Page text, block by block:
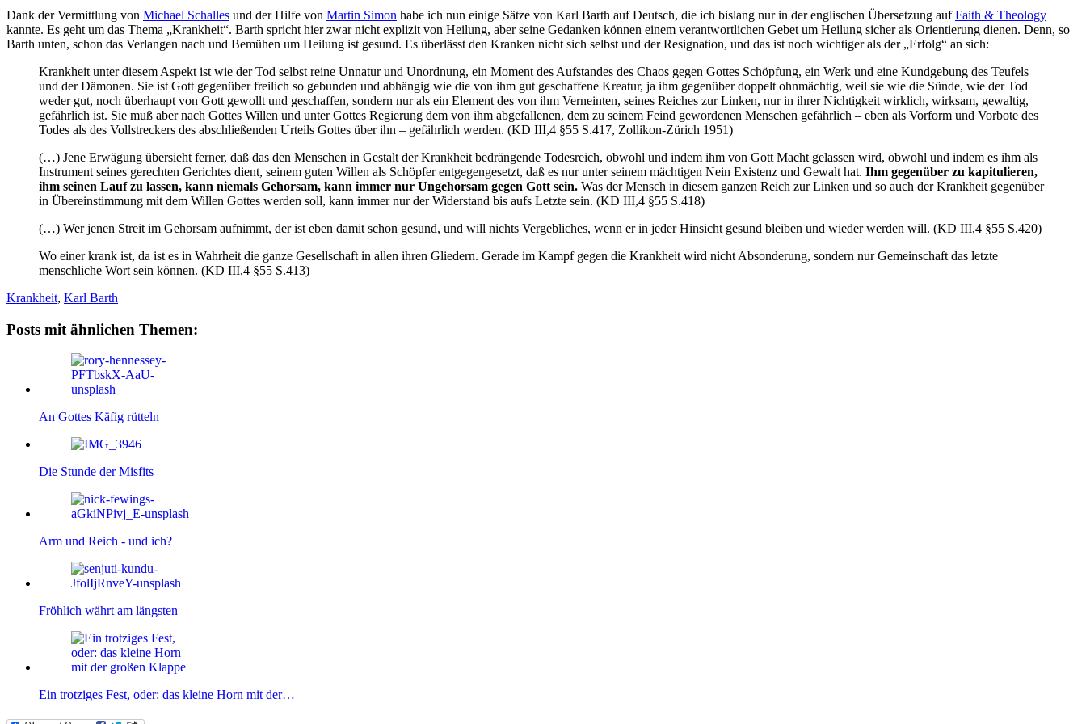
Dank der Vermittlung von Michael Schalles und der Hilfe von Martin Simon habe ich nun einige Sätze von Karl Barth auf Deutsch, die ich bislang nur in der englischen Übersetzung aufFaith & Theology
kannte. Es geht um das Thema „Krankheit“. Barth spricht hier zwar nicht explizit von Heilung, aber seine Gedanken können einem verantwortlichen Gebet um Heilung sicher als Orientierung dienen. Denn, so
Barth unten, schon das Verlangen nach und Bemühen um Heilung ist gesund. Es überlässt den Kranken nicht sich selbst und der Resignation, und das ist noch wichtiger als der „Erfolg“ an sich:
Krankheit unter diesem Aspekt ist wie der Tod selbst reine Unnatur und Unordnung, ein Moment des Aufstandes des Chaos gegen Gottes Schöpfung, ein Werk und eine Kundgebung des Teufels
und der Dämonen. Sie ist Gott gegenüber freilich so gebunden und abhängig wie die von ihm gut geschaffene Kreatur, ja ihm gegenüber doppelt ohnmächtig, weil sie wie die Sünde, wie der Tod
weder gut, noch überhaupt von Gott gewollt und geschaffen, sondern nur als ein Element des von ihm Verneinten, seines Reiches zur Linken, nur in ihrer Nichtigkeit wirklich, wirksam, gewaltig,
gefährlich ist. Sie muß aber nach Gottes Willen und unter Gottes Regierung dem von ihm abgefallenen, dem zu seinem Feind gewordenen Menschen gefährlich – eben als Vorform und Vorbote des
Todes als des Vollstreckers des abschließenden Urteils Gottes über ihn – gefährlich werden. (KD III,4 §55 S.417, Zollikon-Zürich 1951)
(…) Jene Erwägung übersieht ferner, daß das den Menschen in Gestalt der Krankheit bedrängende Todesreich, obwohl und indem ihm von Gott Macht gelassen wird, obwohl und indem es ihm als
Instrument seines gerechten Gerichtes dient, seinem guten Willen als Schöpfer entgegengesetzt, daß es nur unter seinem mächtigen Nein Existenz und Gewalt hat. Ihm gegenüber zu kapitulieren,
ihm seinen Lauf zu lassen, kann niemals Gehorsam, kann immer nur Ungehorsam gegen Gott sein. Was der Mensch in diesem ganzen Reich zur Linken und so auch der Krankheit gegenüber
in Übereinstimmung mit dem Willen Gottes werden soll, kann immer nur der Widerstand bis aufs Letzte sein. (KD III,4 §55 S.418)
(…) Wer jenen Streit im Gehorsam aufnimmt, der ist eben damit schon gesund, und will nichts Vergebliches, wenn er in jeder Hinsicht gesund bleiben und wieder werden will. (KD III,4 §55 S.420)
Wo einer krank ist, da ist es in Wahrheit die ganze Gesellschaft in allen ihren Gliedern. Gerade im Kampf gegen die Krankheit wird nicht Absonderung, sondern nur Gemeinschaft das letzte
menschliche Wort sein können. (KD III,4 §55 S.413)
Krankheit, Karl Barth
Posts mit ähnlichen Themen:
An Gottes Käfig rütteln
Die Stunde der Misfits
Arm und Reich - und ich?
Fröhlich währt am längsten
Ein trotziges Fest, oder: das kleine Horn mit der…